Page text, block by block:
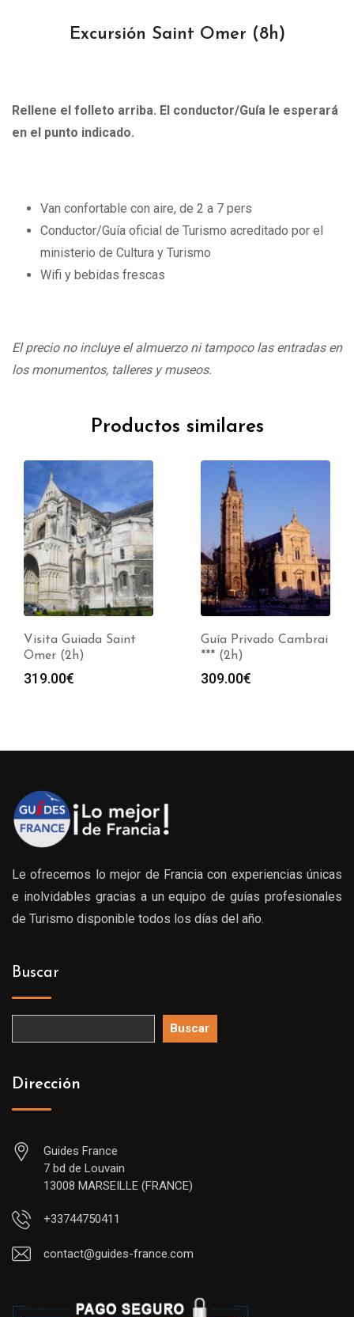
Excursión Saint Omer (8h)
Rellene el folleto arriba. El conductor/Guía le esperará
en el punto indicado.
Van confortable con aire, de 2 a 7 pers
Conductor/Guía oficial de Turismo acreditado por el
ministerio de Cultura y Turismo
Wifi y bebidas frescas
El precio no incluye el almuerzo ni tampoco las entradas en
los monumentos, talleres y museos.
Productos similares
Visita Guiada Saint
Omer (2h)
319.00€
Guía Privado Cambrai
*** (2h)
309.00€
Le ofrecemos lo mejor de Francia con experiencias únicas
e inolvidables gracias a un equipo de guías profesionales
de Turismo disponible todos los días del año.
Buscar
Buscar
Dirección
Guides France
7 bd de Louvain
13008 MARSEILLE (FRANCE)
+33744750411
contact@guides-france.com